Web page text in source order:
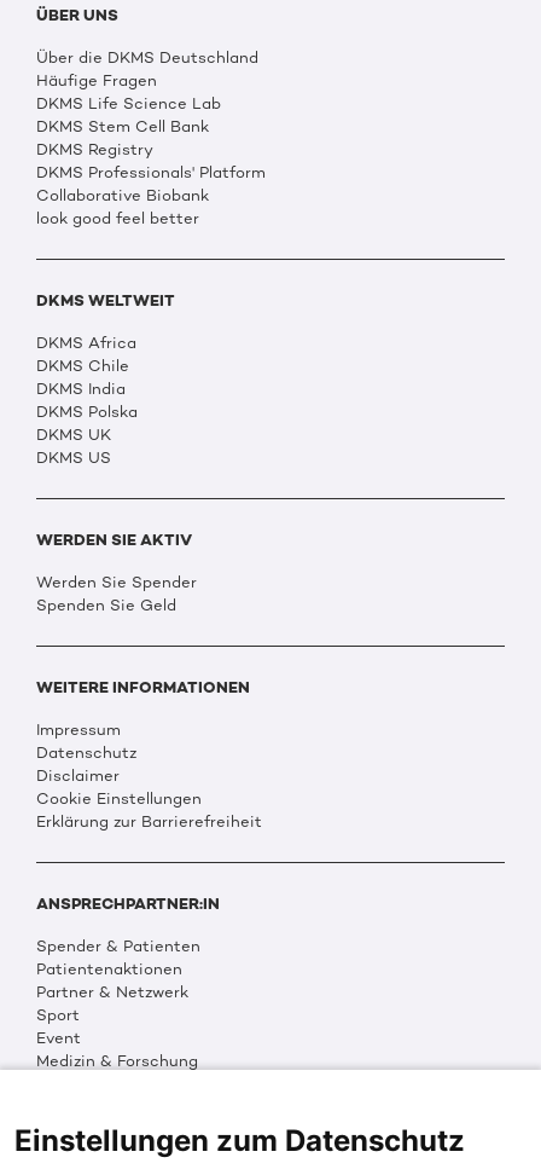
ÜBER UNS
Über die DKMS Deutschland
Häufige Fragen
DKMS Life Science Lab
DKMS Stem Cell Bank
DKMS Registry
DKMS Professionals' Platform
Collaborative Biobank
look good feel better
DKMS WELTWEIT
DKMS Africa
DKMS Chile
DKMS India
DKMS Polska
DKMS UK
DKMS US
WERDEN SIE AKTIV
Werden Sie Spender
Spenden Sie Geld
WEITERE INFORMATIONEN
Impressum
Datenschutz
Disclaimer
Cookie Einstellungen
Erklärung zur Barrierefreiheit
ANSPRECHPARTNER:IN
Spender & Patienten
Patientenaktionen
Partner & Netzwerk
Sport
Event
Medizin & Forschung
Multimedia
Social Media
Einstellungen zum Datenschutz